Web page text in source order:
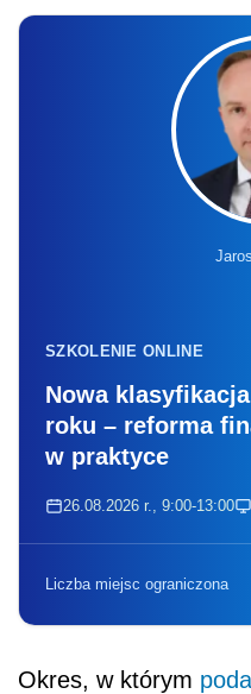
SZKOLENIE ONLINE
Nowa
roku – reforma
w praktyce
26.08.2026 r., 9:00-13:00
Liczba miejsc ograniczona
Okres, w którym